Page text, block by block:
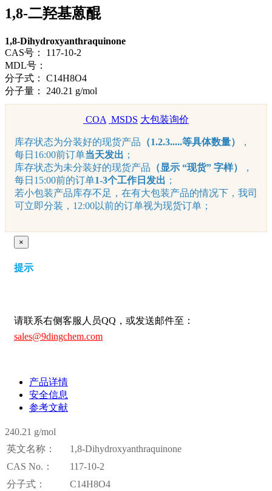
1,8-二羟基蒽醌
1,8-Dihydroxyanthraquinone
CAS号：
117-10-2
MDL号：
分子式：
C14H8O4
分子量：
240.21 g/mol
COA MSDS 大包装询价
库存状态为分装好的现货产品 （1.2.3.....等具体数量）
，
每日16:00前订单当天发出 ；
库存状态为未分装好的现货产品 （显示 “现货” 字样）
，
每日15:00前的订单1-3个工作日发出 ；
若小包装产品库存不足，在有大包装产品的情况下，我司
可立即分装，12:00以前的订单视为现货订单；
×
提示
请联系右侧客服人员QQ，或发送邮件至：
sales@9dingchem.com
产品详情
安全信息
参考文献
240.21 g/mol
英文名称：
1,8-Dihydroxyanthraquinone
CAS No.：
117-10-2
分子式：
C14H8O4